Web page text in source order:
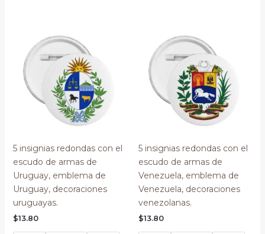
5 insignias redondas con el
escudo de armas de
Uruguay, emblema de
Uruguay, decoraciones
uruguayas.
$13.80
5 insignias redondas con el
escudo de armas de
Venezuela, emblema de
Venezuela, decoraciones
venezolanas.
$13.80